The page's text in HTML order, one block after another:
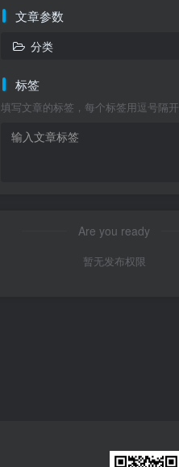
文章参数
分类
标签
填写文章的标签，每个标签用逗号隔开
Are you ready
暂无发布权限